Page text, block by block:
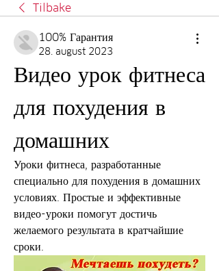
Tilbake
100% Гарантия
28. august 2023
Видео урок фитнеса
для похудения в
домашних
Уроки фитнеса, разработанные
специально для похудения в домашних
условиях. Простые и эффективные
видео-уроки помогут достичь
желаемого результата в кратчайшие
сроки.